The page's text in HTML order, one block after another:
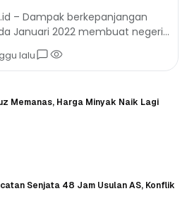
– Dampak berkepanjangan
Januari 2022 membuat negeri
kelimpungan dalam berbagai
terkait kebutuhan...
lalu
Memanas, Harga Minyak Naik Lagi
Senjata 48 Jam Usulan AS, Konflik